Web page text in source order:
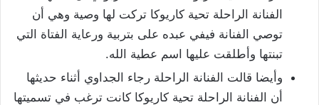
الفنانة الراحلة تحية كاريوكا تركت لها وصية وهي أن
توصي الفنانة فيفي عبده على بتربية ورعاية الفتاة التي
تبنتها وأطلقت عليها اسم عطية الله.
وأيضا قالت الفنانة الراحلة رجاء الجداوي أثناء حديثها
أن الفنانة الراحلة تحية كاريوكا كانت ترغب في تسميتها